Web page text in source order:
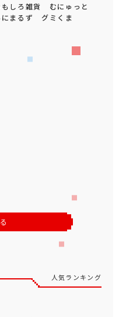
もしろ雑貨 むにゅっと
にまるず グミくま
人気ランキング